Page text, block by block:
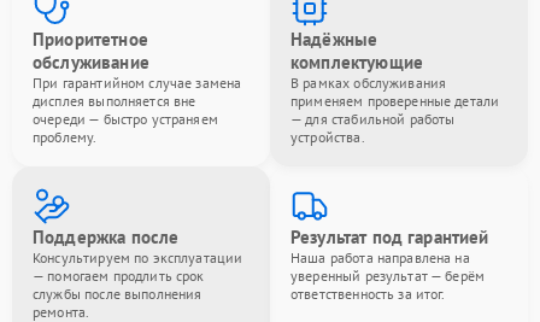
Приоритетное
обслуживание
При гарантийном случае замена
дисплея выполняется вне
очереди — быстро устраняем
проблему.
Надёжные
комплектующие
В рамках обслуживания
применяем проверенные детали
— для стабильной работы
устройства.
Поддержка после
Консультируем по эксплуатации
— помогаем продлить срок
службы после выполнения
ремонта.
Результат под гарантией
Наша работа направлена на
уверенный результат — берём
ответственность за итог.